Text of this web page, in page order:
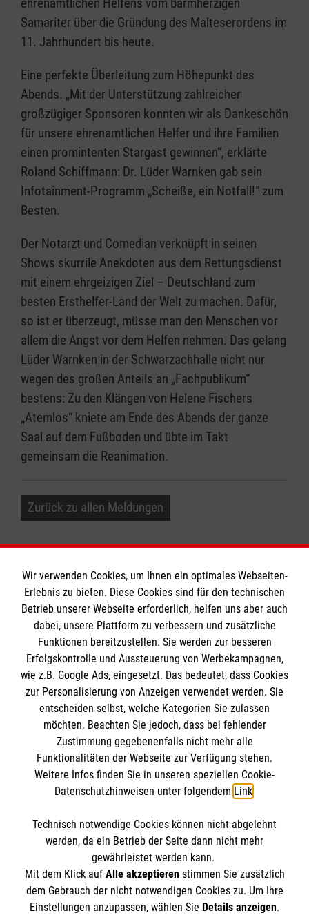
ehrenamtlichen Helfens vom barmherzigen
Samariter über die Gründung des Malteserordens im
11. Jahrhundert bis heute.
Eine perfekte Überleitung zum Höhepunkt des
Abends. „Mit der Unterstützung zahlreicher
großzügiger Sponsoren konnten wir als Dankeschön
für unsere ehrenamtlichen Helfer und ihre Familien
einen promintenten Stargast gewinnen“, erklärte
Roland Schiffmann: Dr. Lüder Warnken gab sein
Infotainment-Programm „Scheiße, ein Notfall!“ zum
Besten.
Der Notarzt und Comedian verknüpft in seinen
Shows skurrile Anekdoten aus dem Rettungsdienst
mit einem ehrgeizigen Ziel – Deutschland zum
besten Ersthelfer-Land der Welt zu machen. Dafür,
so ist er überzeugt, müsse man den Menschen vor
allem die Angst vor dem Helfen nehmen. Das gelang
Lüder Warnken in der Schwarzachhalle nicht nur
wegen des großen Anteils an „Fachpublikum“
bestens: Zu den Klängen von Helene Fischers
„Atemlos“ kniete am Ende des Abends der ganze
Saal auf dem Fußboden und übte im Takt
gemeinsam die Reanimation.
Zurück zu allen Meldungen
Informationen
Impressum
Datenschutz
Barrierefreiheit
Kontakt
Die Malteser
Malteser in Deutschland
Malteserorden
Sharepoint
Spendenkonto
Liga-Bank Eichstätt
DE58 7509 0300 0007 6122 22
GENODEF1M05
So finden Sie uns
Fort-Wrede-Straße 1
85055 Ingolstadt
Der Malteser Hilfsdienst e.V. ist als eingetragene
Wir verwenden Cookies, um Ihnen ein optimales Webseiten-
Erlebnis zu bieten. Diese Cookies sind für den technischen
Betrieb unserer Webseite erforderlich, helfen uns aber auch
dabei, unsere Plattform zu verbessern und zusätzliche
Funktionen bereitzustellen. Sie werden zur besseren
Erfolgskontrolle und Aussteuerung von Werbekampagnen,
wie z.B. Google Ads, eingesetzt. Das bedeutet, dass Cookies
zur Personalisierung von Anzeigen verwendet werden. Sie
entscheiden selbst, welche Kategorien Sie zulassen
möchten. Beachten Sie jedoch, dass bei fehlender
Zustimmung gegebenenfalls nicht mehr alle
Funktionalitäten der Webseite zur Verfügung stehen.
Weitere Infos finden Sie in unseren speziellen Cookie-
Datenschutzhinweisen unter folgendem Link.
Technisch notwendige Cookies können nicht abgelehnt
werden, da ein Betrieb der Seite dann nicht mehr
gewährleistet werden kann.
Mit dem Klick auf Alle akzeptierenstimmen Sie zusätzlich
dem Gebrauch der nicht notwendigen Cookies zu. Um Ihre
Einstellungen anzupassen, wählen Sie Details anzeigen.